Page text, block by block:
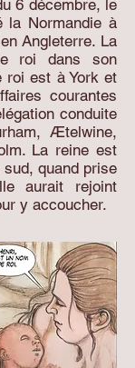
6 décembre, le
la Normandie à
Angleterre. La
roi dans son
roi est à York et
courantes
conduite
Ætelwine,
La reine est
quand prise
aurait rejoint
y accoucher.